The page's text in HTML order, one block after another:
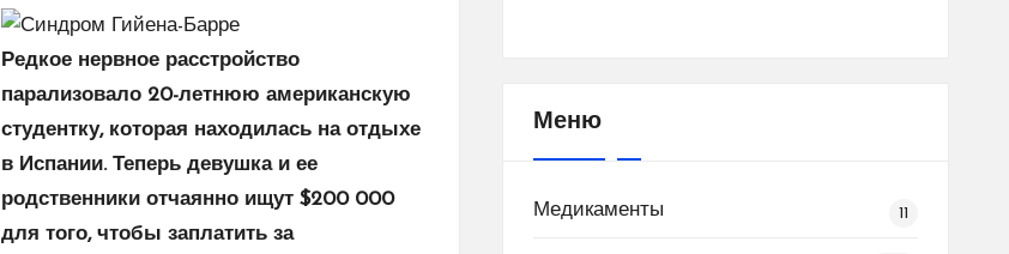
от
Редкое нервное расстройство
парализовало 20-летнюю американскую
студентку, которая находилась на отдыхе
в Испании. Теперь девушка и ее
родственники отчаянно ищут $200 000
для того, чтобы заплатить за
Меню
Медикаменты 11